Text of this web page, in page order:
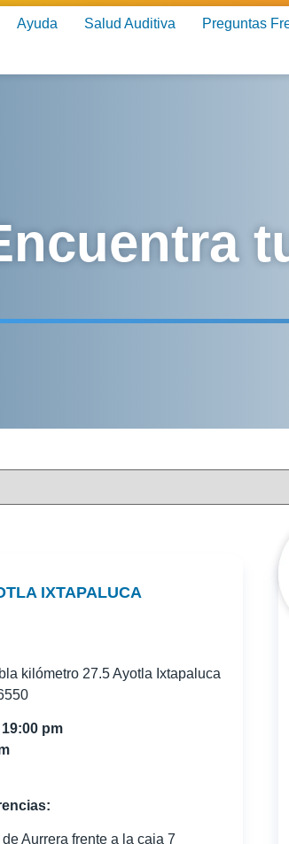
Ayuda Salud Auditiva Preguntas
IXTAPALUCA
kilómetro 27.5 Ayotla Ixtapaluca
pm
Aurrera frente a la caja 7